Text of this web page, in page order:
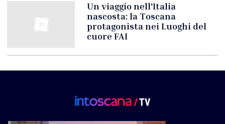
Un viaggio nell'Italia
nascosta: la Toscana
protagonista nei Luoghi del
cuore FAI